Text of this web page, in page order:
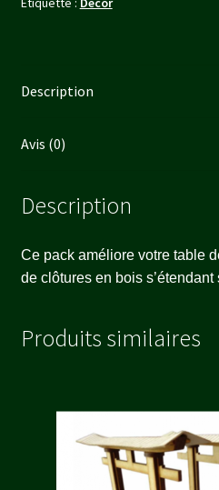
VILLAGE)
Description
Avis (0)
Description
Ce pack améliore votre table
de clôtures en bois s’étendant
Produits similaires